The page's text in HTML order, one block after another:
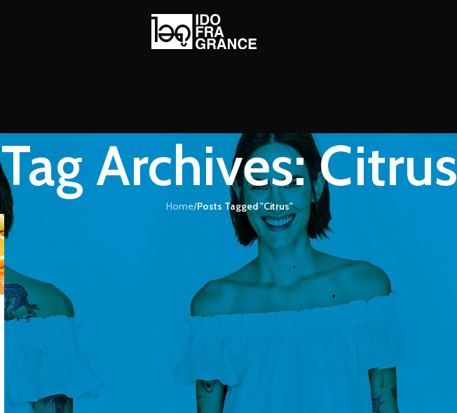
Tag Archives: Citrus
Home/Posts Tagged "Citrus"